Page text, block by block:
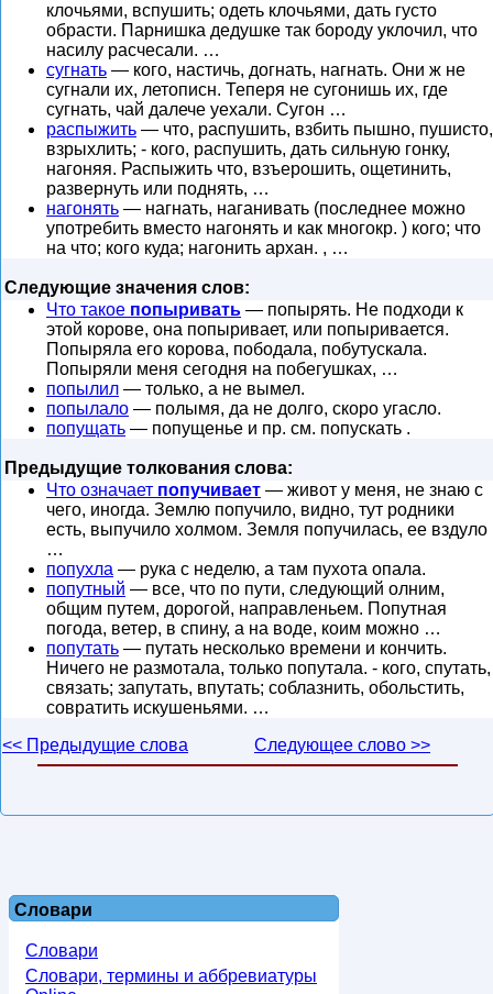
клочьями, вспушить; одеть клочьями, дать густо
обрасти. Парнишка дедушке так бороду уклочил, что
насилу расчесали. …
сугнать — кого, настичь, догнать, нагнать. Они ж не
сугнали их, летописн. Теперя не сугонишь их, где
сугнать, чай далече уехали. Сугон …
распыжить — что, распушить, взбить пышно, пушисто,
взрыхлить; - кого, распушить, дать сильную гонку,
нагоняя. Распыжить что, взъерошить, ощетинить,
развернуть или поднять, …
нагонять — нагнать, наганивать (последнее можно
употребить вместо нагонять и как многокр. ) кого; что
на что; кого куда; нагонить архан. , …
Следующие значения слов:
Что такое попыривать — попырять. Не подходи к
этой корове, она попыривает, или попыривается.
Попыряла его корова, пободала, побутускала.
Попыряли меня сегодня на побегушках, …
попылил — только, а не вымел.
попылало — полымя, да не долго, скоро угасло.
попущать — попущенье и пр. см. попускать .
Предыдущие толкования слова:
Что означает попучивает — живот у меня, не знаю с
чего, иногда. Землю попучило, видно, тут родники
есть, выпучило холмом. Земля попучилась, ее вздуло
…
попухла — рука с неделю, а там пухота опала.
попутный — все, что по пути, следующий олним,
общим путем, дорогой, направленьем. Попутная
погода, ветер, в спину, а на воде, коим можно …
попутать — путать несколько времени и кончить.
Ничего не размотала, только попутала. - кого, спутать,
связать; запутать, впутать; соблазнить, обольстить,
совратить искушеньями. …
<< Предыдущие слова
Следующее слово >>
Словари
Словари
Словари, термины и аббревиатуры